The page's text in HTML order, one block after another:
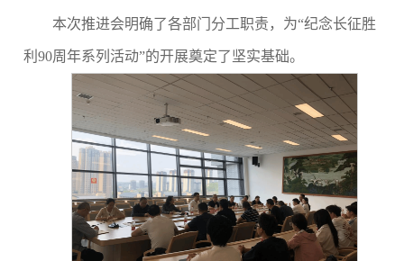
本次推进会明确了各部门 分工职责 ，为“纪念长征胜
利 90周年系列活动”的开展奠定了坚实基础。